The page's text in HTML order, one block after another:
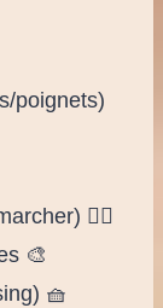
poignets)
🚶‍♀️
🎨
🧺